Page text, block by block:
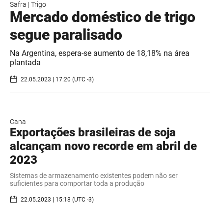
Safra | Trigo
Mercado doméstico de trigo
segue paralisado
Na Argentina, espera-se aumento de 18,18% na área
plantada
22.05.2023 | 17:20 (UTC -3)
Cana
Exportações brasileiras de soja
alcançam novo recorde em abril de
2023
Sistemas de armazenamento existentes podem não ser
suficientes para comportar toda a produção
22.05.2023 | 15:18 (UTC -3)